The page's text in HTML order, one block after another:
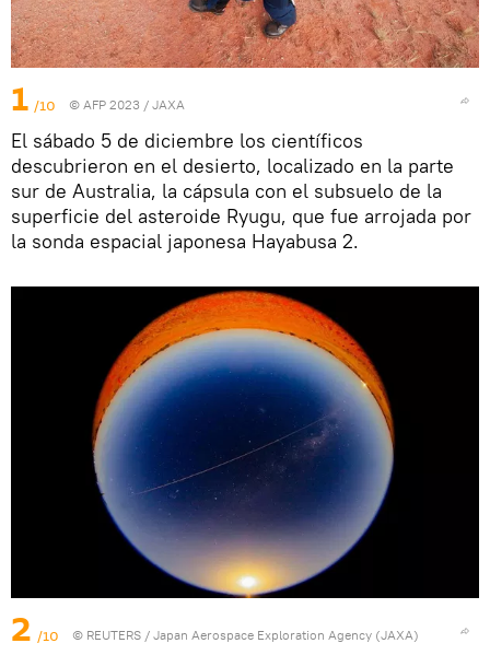
1 /10 © AFP 2023 / JAXA
El sábado 5 de diciembre los científicos
descubrieron en el desierto, localizado en la parte
sur de Australia, la cápsula con el subsuelo de la
superficie del asteroide Ryugu, que fue arrojada por
la sonda espacial japonesa Hayabusa 2.
2 /10 © REUTERS / Japan Aerospace Exploration Agency (JAXA)